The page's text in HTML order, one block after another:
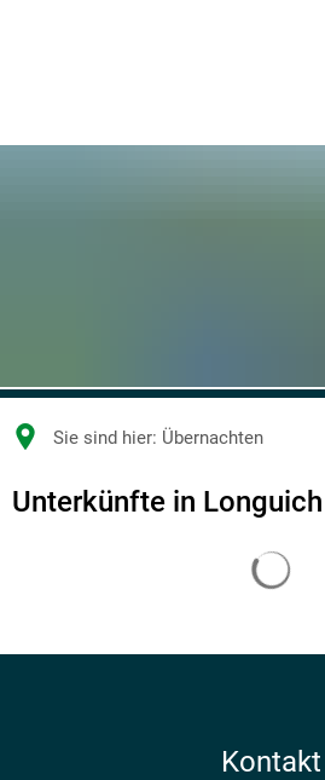
Sie sind hier: Übernachten
Übernachten
Unterkünfte in Longuich
Kontakt